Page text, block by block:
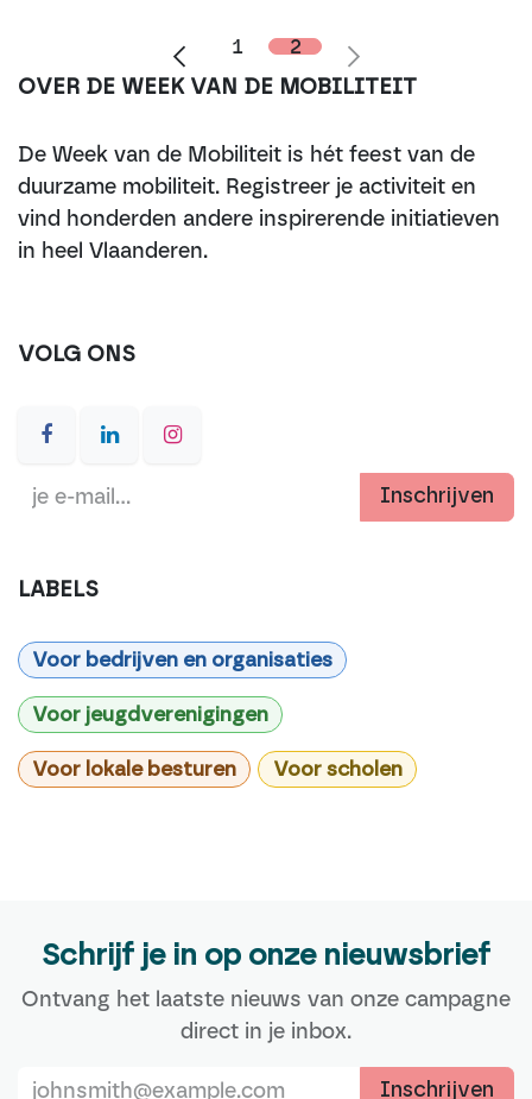
1 2
OVER DE WEEK VAN DE MOBILITEIT
De Week van de Mobiliteit is hét feest van de
duurzame mobiliteit. Registreer je activiteit en
vind honderden andere inspirerende initiatieven
in heel Vlaanderen.
VOLG ONS
Inschrijven
LABELS
Voor bedrijven en organisaties
Voor jeugdverenigingen
Voor lokale besturen Voor scholen
Schrijf je in op onze nieuwsbrief
Ontvang het laatste nieuws van onze campagne
direct in je inbox.
Inschrijven